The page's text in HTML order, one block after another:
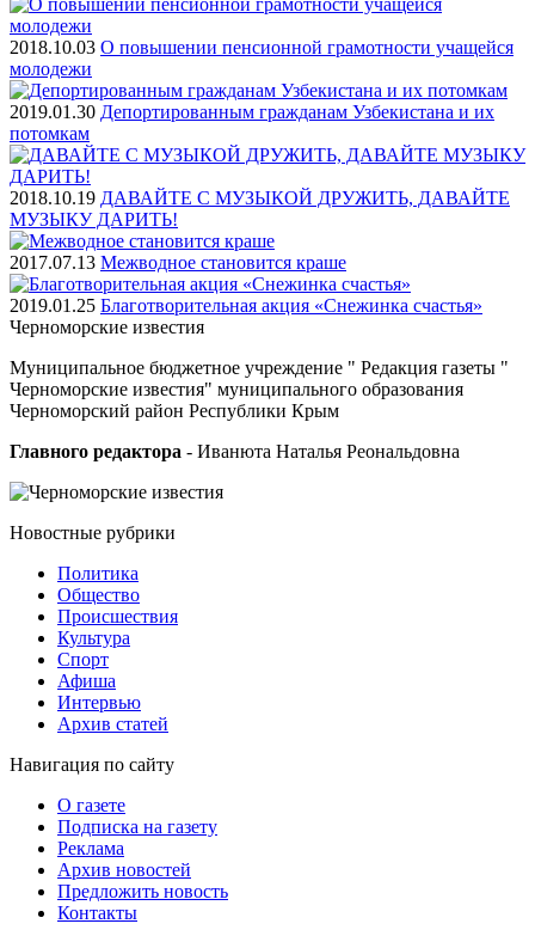
2018.10.03 О повышении пенсионной грамотности учащейся
молодежи
2019.01.30 Депортированным гражданам Узбекистана и их
потомкам
2018.10.19 ДАВАЙТЕ С МУЗЫКОЙ ДРУЖИТЬ, ДАВАЙТЕ
МУЗЫКУ ДАРИТЬ!
2017.07.13 Межводное становится краше
2019.01.25 Благотворительная акция «Снежинка счастья»
Черноморские известия
Муниципальное бюджетное учреждение " Редакция газеты "
Черноморские известия" муниципального образования
Черноморский район Республики Крым
Главного редактора - Иванюта Наталья Реональдовна
Новостные рубрики
Политика
Общество
Проиcшествия
Культура
Спорт
Афиша
Интервью
Архив статей
Навигация по сайту
О газете
Подписка на газету
Реклама
Архив новостей
Предложить новость
Контакты